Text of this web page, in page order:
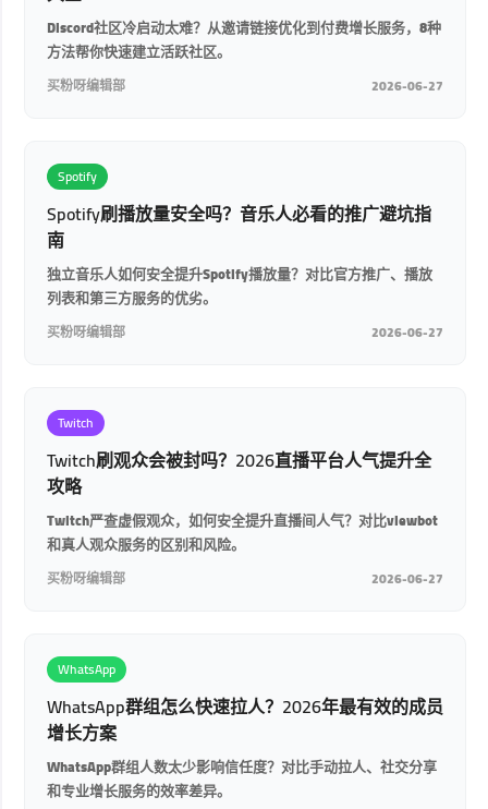
Discord社区冷启动太难？从邀请链接优化到付费增长服务，8种
方法帮你快速建立活跃社区。
买粉呀编辑部 2026-06-27
Spotify
Spotify刷播放量安全吗？音乐人必看的推广避坑指
南
独立音乐人如何安全提升Spotify播放量？对比官方推广、播放
列表和第三方服务的优劣。
买粉呀编辑部 2026-06-27
Twitch
Twitch刷观众会被封吗？2026直播平台人气提升全
攻略
Twitch严查虚假观众，如何安全提升直播间人气？对比viewbot
和真人观众服务的区别和风险。
买粉呀编辑部 2026-06-27
WhatsApp
WhatsApp群组怎么快速拉人？2026年最有效的成员
增长方案
WhatsApp群组人数太少影响信任度？对比手动拉人、社交分享
和专业增长服务的效率差异。